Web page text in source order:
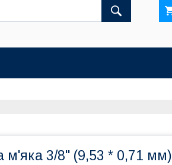
м'яка 3/8'' (9,53 * 0,71 мм)